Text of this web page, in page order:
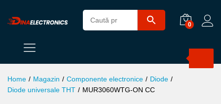
0
Home / Magazin / Componente electronice / Diode /
Diode universale THT / MUR3060WTG-ON CC